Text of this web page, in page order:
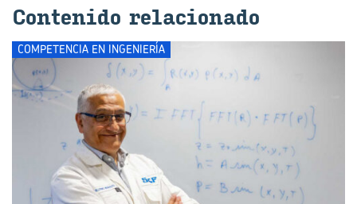
Con­te­ni­do re­la­cio­na­do
COMPETENCIA EN INGENIERÍA